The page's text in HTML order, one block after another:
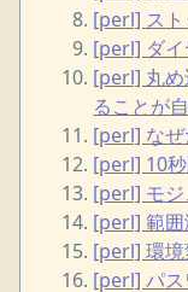
[perl] ス
[perl] ダ
[perl] 丸め
ることが
[perl] な
[perl] 10
[perl] モジ
[perl] 範囲
[perl] 環境
[perl] パス